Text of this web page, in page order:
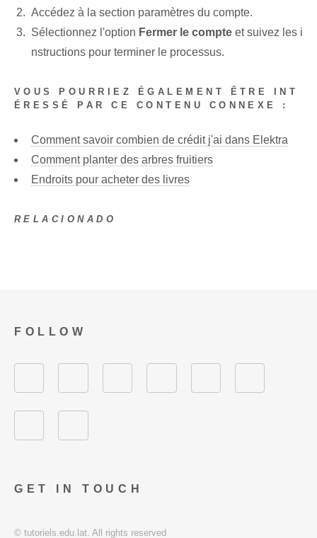
Accédez à la section ⁢paramètres du compte⁤.
Sélectionnez l'option Fermer le compte et suivez les i
nstructions pour terminer le processus.
VOUS POURRIEZ ÉGALEMENT ÊTRE INT
ÉRESSÉ PAR CE CONTENU CONNEXE :
Comment savoir combien de crédit j'ai dans Elektra
Comment planter des arbres fruitiers
Endroits pour acheter des livres
RELACIONADO
GET IN TOUCH
FOLLOW
© tutoriels.edu.lat. All rights reserved